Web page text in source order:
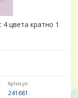
цвета кратно 1
Артикул:
241681